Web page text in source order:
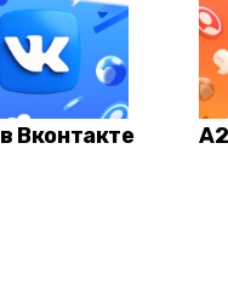
Вконтакте